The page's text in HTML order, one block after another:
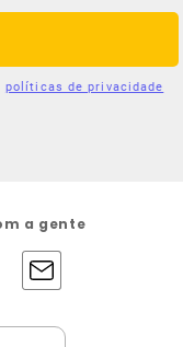
políticas de privacidade
a gente